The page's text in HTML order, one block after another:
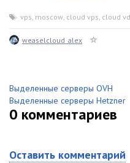
vps, moscow, cloud vps, cloud
weaselcloud_alex
Выделенные серверы OVH
Выделенные серверы Hetzner
0 комментариев
Оставить комментарий